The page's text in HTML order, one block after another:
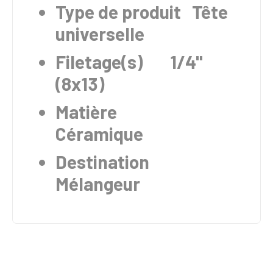
Type de produit Tête
universelle
Filetage(s)
1/4"
(8x13)
Matière
Céramique
Destination
Mélangeur